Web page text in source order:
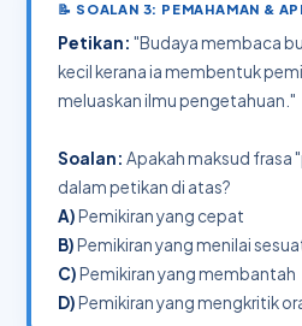
📝 SOALAN 3: PEMAHAMAN &
Petikan: "Budaya membaca
kecil kerana ia membentuk
meluaskan ilmu pengetahuan."
Soalan: Apakah maksud frasa
dalam petikan di atas?
A)Pemikiran yang cepat
B)Pemikiran yang menilai
C)Pemikiran yang membantah
D)Pemikiran yang mengkritik